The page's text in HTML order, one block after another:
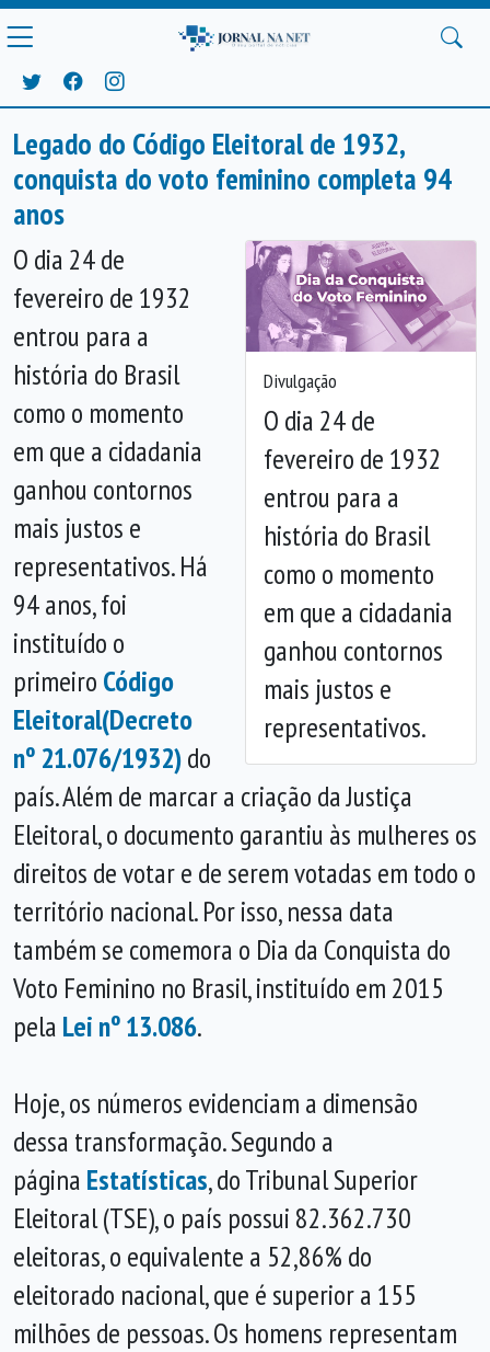
Legado do Código Eleitoral de 1932,
conquista do voto feminino completa 94
anos
Divulgação
O dia 24 de
fevereiro de 1932
entrou para a
história do Brasil
como o momento
em que a cidadania
ganhou contornos
mais justos e
representativos.
Anterior
O dia 24 de
fevereiro de 1932
entrou para a
história do Brasil
como o momento
em que a cidadania
ganhou contornos
mais justos e
representativos. Há
94 anos, foi
instituído o
primeiro Código
Eleitoral(Decreto
nº 21.076/1932)do
país. Além de marcar a criação da Justiça
Eleitoral, o documento garantiu às mulheres os
direitos de votar e de serem votadas em todo o
território nacional. Por isso, nessa data
também se comemora o Dia da Conquista do
Voto Feminino no Brasil, instituído em 2015
pela Lei nº 13.086.
Hoje, os números evidenciam a dimensão
dessa transformação. Segundo a
página Estatísticas, do Tribunal Superior
Eleitoral (TSE), o país possui 82.362.730
eleitoras, o equivalente a 52,86% do
eleitorado nacional, que é superior a 155
milhões de pessoas. Os homens representam